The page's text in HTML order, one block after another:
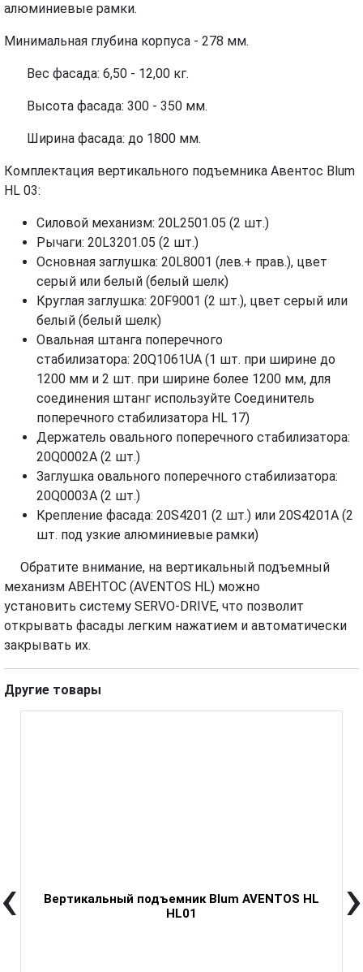
алюминиевые рамки.
Минимальная глубина корпуса - 278 мм.
Вес фасада: 6,50 - 12,00 кг.
Высота фасада: 300 - 350 мм.
Ширина фасада: до 1800 мм.
Комплектация вертикального подъемника Авентос Blum
HL 03:
Силовой механизм: 20L2501.05 (2 шт.)
Рычаги: 20L3201.05 (2 шт.)
Основная заглушка: 20L8001 (лев.+ прав.), цвет
серый или белый (белый шелк)
Круглая заглушка: 20F9001 (2 шт.), цвет серый или
белый (белый шелк)
Овальная штанга поперечного
стабилизатора: 20Q1061UА (1 шт. при ширине до
1200 мм и 2 шт. при ширине более 1200 мм, для
соединения штанг используйте Соединитель
поперечного стабилизатора HL 17)
Держатель овального поперечного стабилизатора:
20Q0002А (2 шт.)
Заглушка овального поперечного стабилизатора:
20Q0003А (2 шт.)
Крепление фасада: 20S4201 (2 шт.) или 20S4201А (2
шт. под узкие алюминиевые рамки)
Обратите внимание, на вертикальный подъемный
механизм АВЕНТОС (AVENTOS HL) можно
установить систему SERVO-DRIVE, что позволит
открывать фасады легким нажатием и автоматически
закрывать их.
Другие товары
Вертикальный подъемник Blum AVENTOS HL
HL01
‹ ›